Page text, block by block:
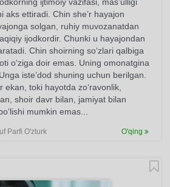
aks ettiradi. Chin she’r hayajon
solgan, ruhiy muvozanatdan
ijodkordir. Chunki u hayajondan
Chin shoirning so‘zlari qalbiga
o‘ziga doir emas. Uning omonatgina
iste’dod shuning uchun berilgan.
ekan, toki hayotda zo‘ravonlik,
shoir davr bilan, jamiyat bilan
mumkin emas...
Parfi O'zturk O'qing